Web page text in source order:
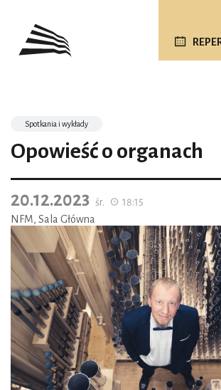
Spotkania i wykłady
Opowieść o organach
20.12.2023 śr.
18:15
NFM, Sala Główna